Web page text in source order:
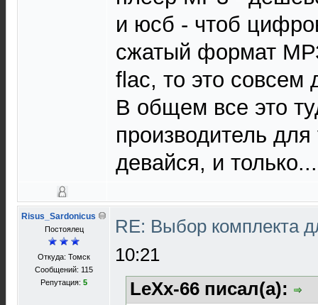
и юсб - чтоб
сжатый формат
flac, то это совсем
В общем все это
производитель
девайся, и только...
Risus_Sardonicus
Постоялец
Откуда: Томск
Сообщений: 115
Репутация: 5
RE: Выбор комплекта
10:21
LeXx-66 писал(а):